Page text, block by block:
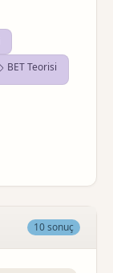
BET Teorisi
10 sonuç